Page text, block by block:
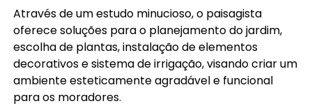
Através de um estudo minucioso, o paisagista
oferece soluções para o planejamento do jardim,
escolha de plantas, instalação de elementos
decorativos e sistema de irrigação, visando criar um
ambiente esteticamente agradável e funcional
para os moradores.